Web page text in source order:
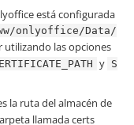
está configurada
onlyoffice/Data/
utilizando las opciones
y S
la ruta del almacén de
llamada certs